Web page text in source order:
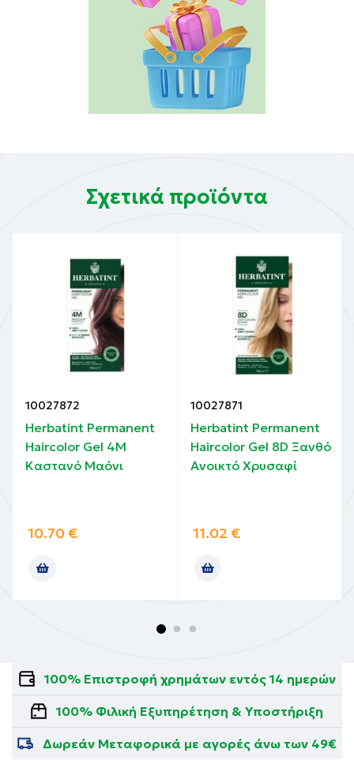
Σχετικά προϊόντα
10027872
Herbatint Permanent
Haircolor Gel 4M
Καστανό Μαόνι
10.70 €
10027871
Herbatint Permanent
Haircolor Gel 8D Ξανθό
Ανοικτό Χρυσαφί
11.02 €
100% Επιστροφή χρημάτων εντός 14 ημερών
100% Φιλική Εξυπηρέτηση & Υποστήριξη
Δωρεάν Μεταφορικά με αγορές άνω των 49€